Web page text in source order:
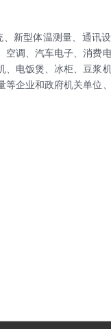
新型体温测量、通讯
空调、汽车电子、消费
、电饭煲、冰柜、豆浆
等企业和政府机关单位